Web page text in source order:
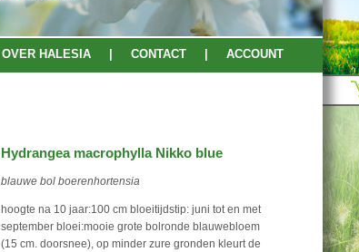
OVER HALESIA CONTACT ACCOUNT
Hydrangea macrophylla Nikko blue
blauwe bol boerenhortensia
hoogte na 10 jaar:100 cm bloeitijdstip: juni tot en met
september bloei:mooie grote bolronde blauwebloem
(15 cm. doorsnee), op minder zure gronden kleurt de